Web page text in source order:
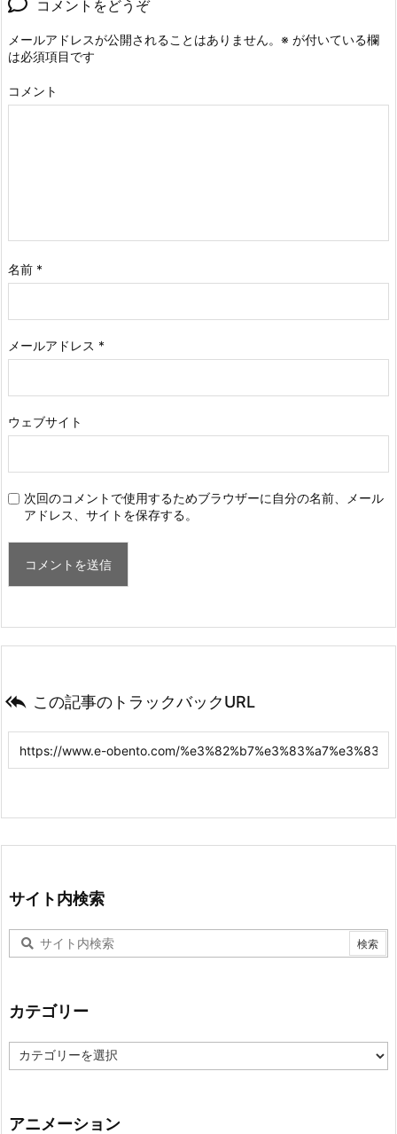
コメントをどうぞ
メールアドレスが公開されることはありません。 ※ が付いている欄
は必須項目です
コメント
名前 *
メールアドレス *
ウェブサイト
次回のコメントで使用するためブラウザーに自分の名前、メール
アドレス、サイトを保存する。
 この記事のトラックバックURL
サイト内検索
カテゴリー
テ
ー
アニメーション